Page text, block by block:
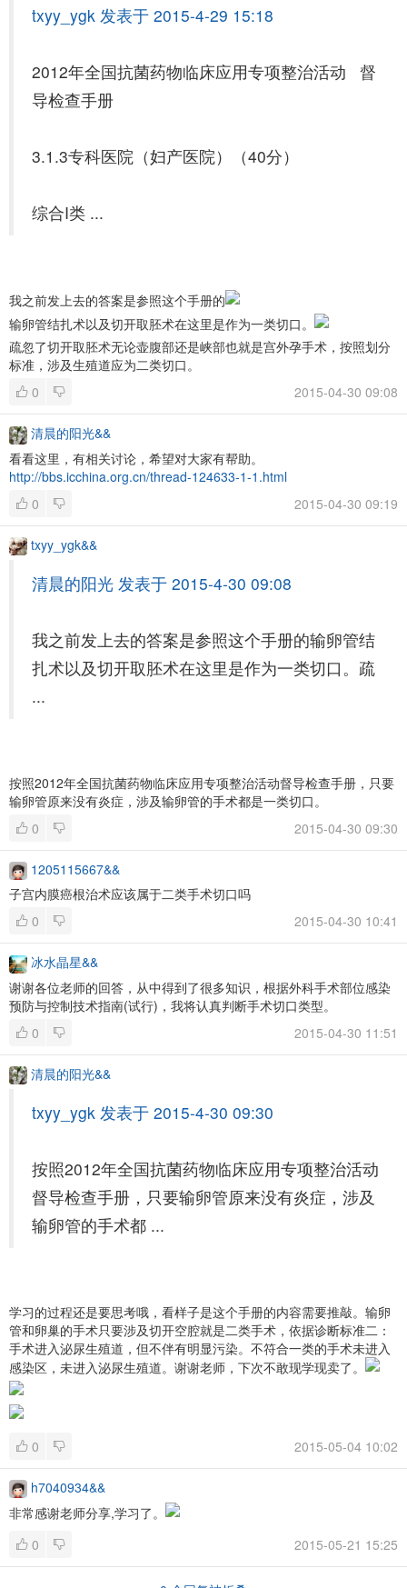
txyy_ygk 发表于 2015-4-29 15:18
2012年全国抗菌药物临床应用专项整治活动 督
导检查手册
3.1.3专科医院（妇产医院）（40分）
综合I类 ...
我之前发上去的答案是参照这个手册的
输卵管结扎术以及切开取胚术在这里是作为一类切口。
疏忽了切开取胚术无论壶腹部还是峡部也就是宫外孕手术，按照划分
标准，涉及生殖道应为二类切口。
0
2015-04-30 09:08
清晨的阳光&&
看看这里，有相关讨论，希望对大家有帮助。
http://bbs.icchina.org.cn/thread-124633-1-1.html
0
2015-04-30 09:19
txyy_ygk&&
清晨的阳光 发表于 2015-4-30 09:08
我之前发上去的答案是参照这个手册的输卵管结
扎术以及切开取胚术在这里是作为一类切口。疏
...
按照2012年全国抗菌药物临床应用专项整治活动督导检查手册，只要
输卵管原来没有炎症，涉及输卵管的手术都是一类切口。
0
2015-04-30 09:30
1205115667&&
子宫内膜癌根治术应该属于二类手术切口吗
0
2015-04-30 10:41
冰水晶星&&
谢谢各位老师的回答，从中得到了很多知识，根据外科手术部位感染
预防与控制技术指南(试行)，我将认真判断手术切口类型。
0
2015-04-30 11:51
清晨的阳光&&
txyy_ygk 发表于 2015-4-30 09:30
按照2012年全国抗菌药物临床应用专项整治活动
督导检查手册，只要输卵管原来没有炎症，涉及
输卵管的手术都 ...
学习的过程还是要思考哦，看样子是这个手册的内容需要推敲。输卵
管和卵巢的手术只要涉及切开空腔就是二类手术，依据诊断标准二：
手术进入泌尿生殖道，但不伴有明显污染。不符合一类的手术未进入
感染区，未进入泌尿生殖道。谢谢老师，下次不敢现学现卖了。
0 2015-05-04 10:02
h7040934&&
非常感谢老师分享,学习了。
0
2015-05-21 15:25